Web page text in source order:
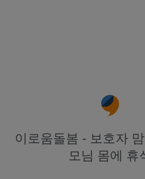
이로움돌봄 - 보호자
모님 몸에 휴